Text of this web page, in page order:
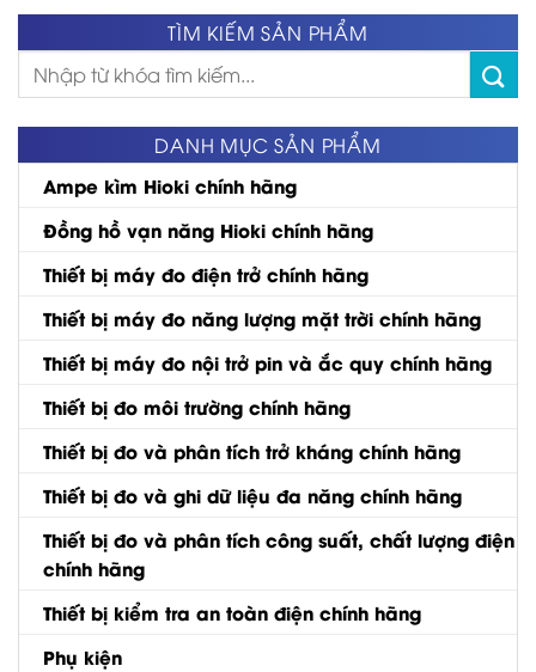
TÌM KIẾM SẢN PHẨM
Tìm
kiếm:
DANH MỤC SẢN PHẨM
Ampe kìm Hioki chính hãng
Đồng hồ vạn năng Hioki chính hãng
Thiết bị máy đo điện trở chính hãng
Thiết bị máy đo năng lượng mặt trời chính hãng
Thiết bị máy đo nội trở pin và ắc quy chính hãng
Thiết bị đo môi trường chính hãng
Thiết bị đo và phân tích trở kháng chính hãng
Thiết bị đo và ghi dữ liệu đa năng chính hãng
Thiết bị đo và phân tích công suất, chất lượng điện
chính hãng
Thiết bị kiểm tra an toàn điện chính hãng
Phụ kiện